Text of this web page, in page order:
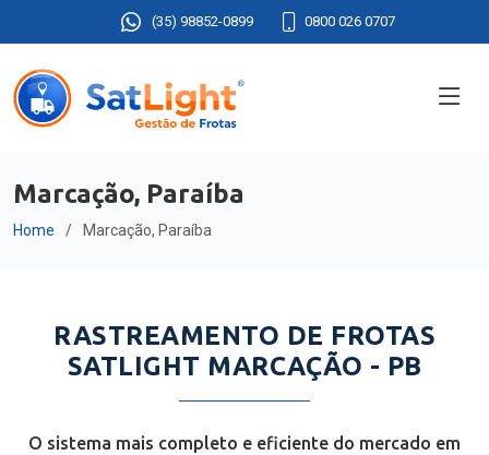
(35) 98852-0899 0800 026 0707
Marcação, Paraíba
Home Marcação, Paraíba
RASTREAMENTO DE FROTAS
SATLIGHT MARCAÇÃO - PB
O sistema mais completo e eficiente do mercado em